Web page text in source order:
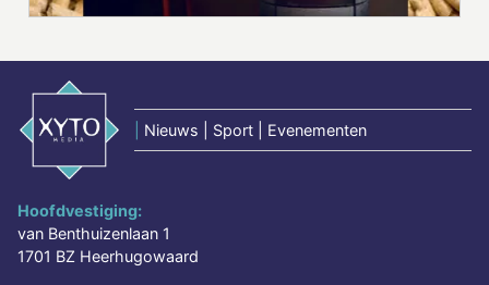
Nieuws | Sport | Evenementen
Hoofdvestiging:
van Benthuizenlaan 1
1701 BZ Heerhugowaard